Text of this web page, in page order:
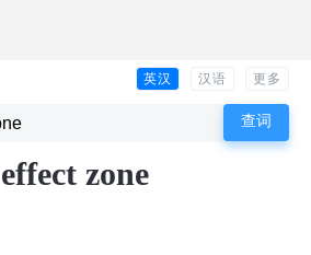
英汉 汉语 更多
zone